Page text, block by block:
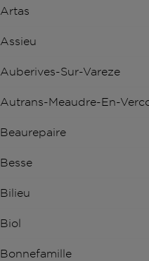
Artas
Assieu
Auberives-Sur-Vareze
Autrans-Meaudre-En-
Beaurepaire
Besse
Bilieu
Biol
Bonnefamille